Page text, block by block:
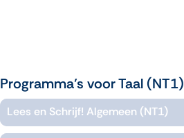
Programma’s voor Taal (NT1)
Lees en Schrijf! Algemeen (NT1)